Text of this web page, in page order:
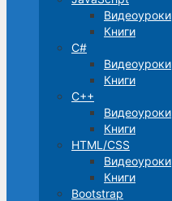
Видеоуроки
Книги
C#
Видеоуроки
Книги
C++
Видеоуроки
Книги
HTML/CSS
Видеоуроки
Книги
Bootstrap